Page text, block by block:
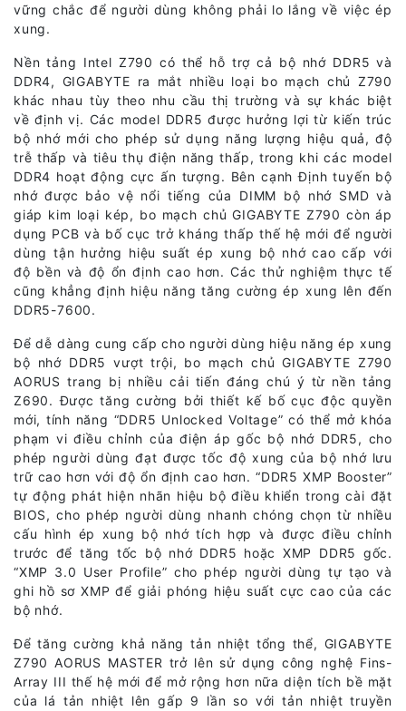
vững chắc để người dùng không phải lo lắng về việc ép
xung.
Nền tảng Intel Z790 có thể hỗ trợ cả bộ nhớ DDR5 và
DDR4, GIGABYTE ra mắt nhiều loại bo mạch chủ Z790
khác nhau tùy theo nhu cầu thị trường và sự khác biệt
về định vị. Các model DDR5 được hưởng lợi từ kiến trúc
bộ nhớ mới cho phép sử dụng năng lượng hiệu quả, độ
trễ thấp và tiêu thụ điện năng thấp, trong khi các model
DDR4 hoạt động cực ấn tượng. Bên cạnh Định tuyến bộ
nhớ được bảo vệ nổi tiếng của DIMM bộ nhớ SMD và
giáp kim loại kép, bo mạch chủ GIGABYTE Z790 còn áp
dụng PCB và bố cục trở kháng thấp thế hệ mới để người
dùng tận hưởng hiệu suất ép xung bộ nhớ cao cấp với
độ bền và độ ổn định cao hơn. Các thử nghiệm thực tế
cũng khẳng định hiệu năng tăng cường ép xung lên đến
DDR5-7600.
Để dễ dàng cung cấp cho người dùng hiệu năng ép xung
bộ nhớ DDR5 vượt trội, bo mạch chủ GIGABYTE Z790
AORUS trang bị nhiều cải tiến đáng chú ý từ nền tảng
Z690. Được tăng cường bởi thiết kế bố cục độc quyền
mới, tính năng “DDR5 Unlocked Voltage” có thể mở khóa
phạm vi điều chỉnh của điện áp gốc bộ nhớ DDR5, cho
phép người dùng đạt được tốc độ xung của bộ nhớ lưu
trữ cao hơn với độ ổn định cao hơn. “DDR5 XMP Booster”
tự động phát hiện nhãn hiệu bộ điều khiển trong cài đặt
BIOS, cho phép người dùng nhanh chóng chọn từ nhiều
cấu hình ép xung bộ nhớ tích hợp và được điều chỉnh
trước để tăng tốc bộ nhớ DDR5 hoặc XMP DDR5 gốc.
“XMP 3.0 User Profile” cho phép người dùng tự tạo và
ghi hồ sơ XMP để giải phóng hiệu suất cực cao của các
bộ nhớ.
Để tăng cường khả năng tản nhiệt tổng thể, GIGABYTE
Z790 AORUS MASTER trở lên sử dụng công nghệ Fins-
Array III thế hệ mới để mở rộng hơn nữa diện tích bề mặt
của lá tản nhiệt lên gấp 9 lần so với tản nhiệt truyền